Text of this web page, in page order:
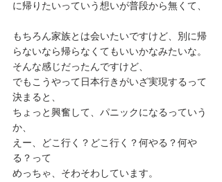
に帰りたいっていう想いが普段から無くて、
もちろん家族とは会いたいですけど、別に帰
らないなら帰らなくてもいいかなみたいな。
そんな感じだったんですけど、
でもこうやって日本行きがいざ実現するって
決まると、
ちょっと興奮して、パニックになるっていう
か、
えー、どこ行く？どこ行く？何やる？何や
る？って
めっちゃ、そわそわしています。